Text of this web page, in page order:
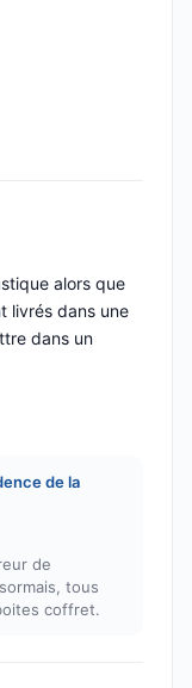
alors que
livrés dans une
dans un
de la
de
tous
coffret.